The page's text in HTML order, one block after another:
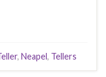
, Neapel, Tellers